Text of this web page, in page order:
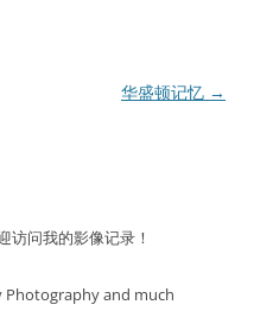
华盛顿记忆 →
访问我的影像记录！
and much